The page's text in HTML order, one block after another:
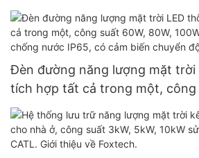
Đèn đường năng lượng mặt trời
tích hợp tất cả trong một, công
100W, điều khiển từ xa, chống
biến chuyển động và pin lithium.